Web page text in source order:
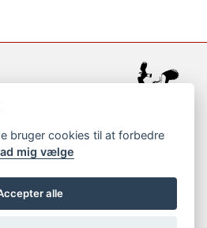
bruger cookies til at forbedre
mig vælge
alle